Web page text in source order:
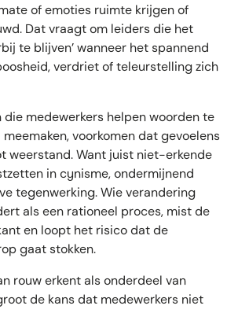
of emoties ruimte krijgen of
Dat vraagt om leiders die het
te blijven’ wanneer het spannend
verdriet of teleurstelling zich
die medewerkers helpen woorden te
voorkomen dat gevoelens
weerstand. Want juist niet-erkende
in cynisme, ondermijnend
tegenwerking. Wie verandering
als een rationeel proces, mist de
en loopt het risico dat de
gaat stokken.
rouw erkent als onderdeel van
de kans dat medewerkers niet